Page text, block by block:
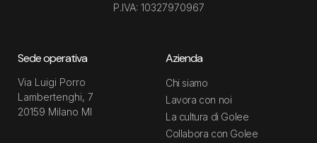
P.IVA: 10327970967
Sede operativa
Via Luigi Porro
Lambertenghi, 7
20159 Milano MI
Azienda
Chi siamo
Lavora con noi
La cultura di Golee
Collabora con Golee